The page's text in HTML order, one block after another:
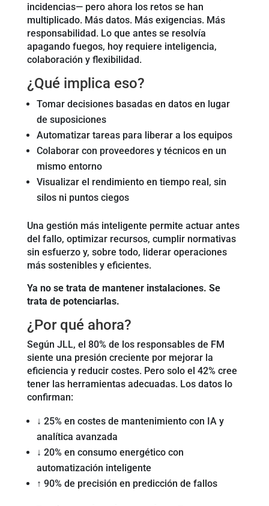
incidencias— pero ahora los retos se han
multiplicado. Más datos. Más exigencias. Más
responsabilidad. Lo que antes se resolvía
apagando fuegos, hoy requiere inteligencia,
colaboración y flexibilidad.
¿Qué implica eso?
Tomar decisiones basadas en datos en lugar
de suposiciones
Automatizar tareas para liberar a los equipos
Colaborar con proveedores y técnicos en un
mismo entorno
Visualizar el rendimiento en tiempo real, sin
silos ni puntos ciegos
Una gestión más inteligente permite actuar antes
del fallo, optimizar recursos, cumplir normativas
sin esfuerzo y, sobre todo, liderar operaciones
más sostenibles y eficientes.
Ya no se trata de mantener instalaciones. Se
trata de potenciarlas.
¿Por qué ahora?
Según JLL, el 80% de los responsables de FM
siente una presión creciente por mejorar la
eficiencia y reducir costes. Pero solo el 42% cree
tener las herramientas adecuadas. Los datos lo
confirman:
↓ 25% en costes de mantenimiento con IA y
analítica avanzada
↓ 20% en consumo energético con
automatización inteligente
↑ 90% de precisión en predicción de fallos